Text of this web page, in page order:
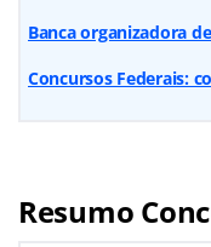
Banca organizadora
Concursos Federais:
Resumo